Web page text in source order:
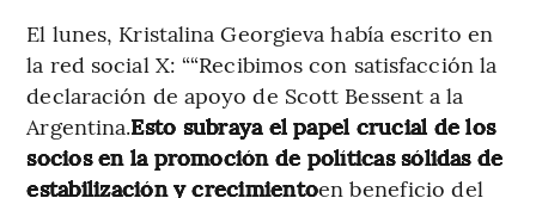
El lunes, Kristalina Georgieva había escrito en
la red social X: ““Recibimos con satisfacción la
declaración de apoyo de Scott Bessent a la
Argentina.Esto subraya el papel crucial de los
socios en la promoción de políticas sólidas de
estabilización y crecimientoen beneficio del